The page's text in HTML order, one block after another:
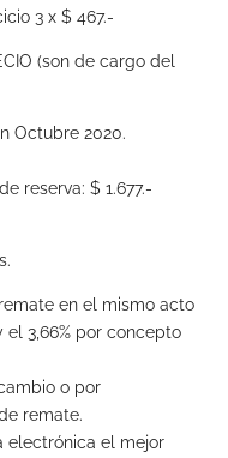
3 x $ 467.-
(son de cargo del
Octubre 2020.
reserva: $ 1.677.-
en el mismo acto
el 3,66% por concepto
o por
remate.
electrónica el mejor